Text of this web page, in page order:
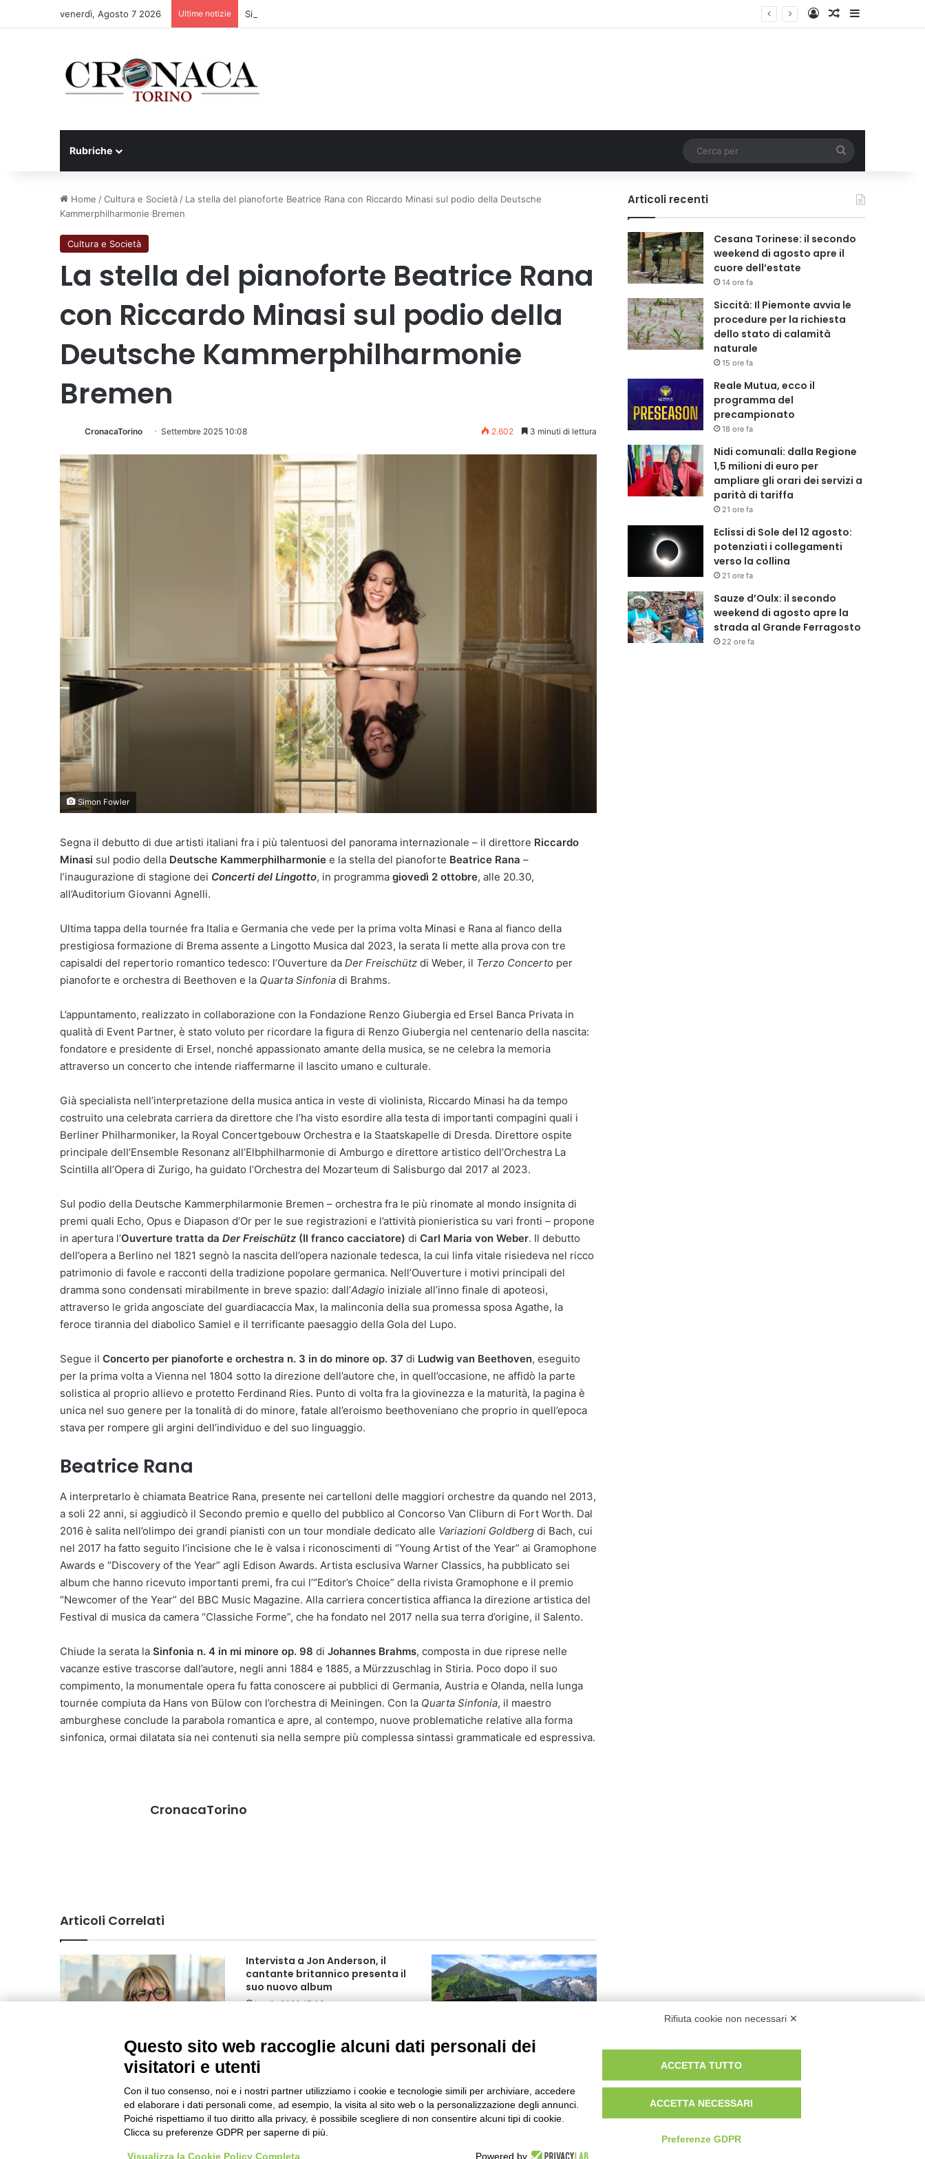
venerdì, Agosto 7 2026 Ultime notizie Siccità: Il Piemonte avvia le procedure per la richiesta dello stato di calamità naturale AccediUn articolo a
Rubriche
per
Home /Cultura e Società / La stella del pianoforte Beatrice Rana con Riccardo Minasi sul podio della Deutsche
Kammerphilharmonie Bremen
Cultura e Società
La stella del pianoforte Beatrice Rana
con Riccardo Minasi sul podio della
Deutsche Kammerphilharmonie
Bremen
CronacaTorino Settembre 2025 10:08 2.602 3 minuti di lettura
Simon Fowler
Segna il debutto di due artisti italiani fra i più talentuosi del panorama internazionale – il direttore Riccardo
Minasi sul podio della Deutsche Kammerphilharmonie e la stella del pianoforte Beatrice Rana –
l’inaugurazione di stagione dei Concerti del Lingotto, in programma giovedì 2 ottobre, alle 20.30,
all’Auditorium Giovanni Agnelli.
Ultima tappa della tournée fra Italia e Germania che vede per la prima volta Minasi e Rana al fianco della
prestigiosa formazione di Brema assente a Lingotto Musica dal 2023, la serata li mette alla prova con tre
capisaldi del repertorio romantico tedesco: l’Ouverture da Der Freischütz di Weber, il Terzo Concerto per
pianoforte e orchestra di Beethoven e la Quarta Sinfonia di Brahms.
L’appuntamento, realizzato in collaborazione con la Fondazione Renzo Giubergia ed Ersel Banca Privata in
qualità di Event Partner, è stato voluto per ricordare la figura di Renzo Giubergia nel centenario della nascita:
fondatore e presidente di Ersel, nonché appassionato amante della musica, se ne celebra la memoria
attraverso un concerto che intende riaffermarne il lascito umano e culturale.
Già specialista nell’interpretazione della musica antica in veste di violinista, Riccardo Minasi ha da tempo
costruito una celebrata carriera da direttore che l’ha visto esordire alla testa di importanti compagini quali i
Berliner Philharmoniker, la Royal Concertgebouw Orchestra e la Staatskapelle di Dresda. Direttore ospite
principale dell’Ensemble Resonanz all’Elbphilharmonie di Amburgo e direttore artistico dell’Orchestra La
Scintilla all’Opera di Zurigo, ha guidato l’Orchestra del Mozarteum di Salisburgo dal 2017 al 2023.
Sul podio della Deutsche Kammerphilarmonie Bremen – orchestra fra le più rinomate al mondo insignita di
premi quali Echo, Opus e Diapason d’Or per le sue registrazioni e l’attività pionieristica su vari fronti – propone
in apertura l’Ouverture tratta da Der Freischütz (Il franco cacciatore) di Carl Maria von Weber. Il debutto
dell’opera a Berlino nel 1821 segnò la nascita dell’opera nazionale tedesca, la cui linfa vitale risiedeva nel ricco
patrimonio di favole e racconti della tradizione popolare germanica. Nell’Ouverture i motivi principali del
dramma sono condensati mirabilmente in breve spazio: dall’Adagio iniziale all’inno finale di apoteosi,
attraverso le grida angosciate del guardiacaccia Max, la malinconia della sua promessa sposa Agathe, la
feroce tirannia del diabolico Samiel e il terrificante paesaggio della Gola del Lupo.
Segue il Concerto per pianoforte e orchestra n. 3 in do minore op. 37 di Ludwig van Beethoven, eseguito
per la prima volta a Vienna nel 1804 sotto la direzione dell’autore che, in quell’occasione, ne affidò la parte
solistica al proprio allievo e protetto Ferdinand Ries. Punto di volta fra la giovinezza e la maturità, la pagina è
unica nel suo genere per la tonalità di do minore, fatale all’eroismo beethoveniano che proprio in quell’epoca
stava per rompere gli argini dell’individuo e del suo linguaggio.
Beatrice Rana
A interpretarlo è chiamata Beatrice Rana, presente nei cartelloni delle maggiori orchestre da quando nel 2013,
a soli 22 anni, si aggiudicò il Secondo premio e quello del pubblico al Concorso Van Cliburn di Fort Worth. Dal
2016 è salita nell’olimpo dei grandi pianisti con un tour mondiale dedicato alle Variazioni Goldberg di Bach, cui
nel 2017 ha fatto seguito l’incisione che le è valsa i riconoscimenti di “Young Artist of the Year” ai Gramophone
Awards e “Discovery of the Year” agli Edison Awards. Artista esclusiva Warner Classics, ha pubblicato sei
album che hanno ricevuto importanti premi, fra cui l’“Editor’s Choice” della rivista Gramophone e il premio
“Newcomer of the Year” del BBC Music Magazine. Alla carriera concertistica affianca la direzione artistica del
Festival di musica da camera “Classiche Forme”, che ha fondato nel 2017 nella sua terra d’origine, il Salento.
Chiude la serata la Sinfonia n. 4 in mi minore op. 98 di Johannes Brahms, composta in due riprese nelle
vacanze estive trascorse dall’autore, negli anni 1884 e 1885, a Mürzzuschlag in Stiria. Poco dopo il suo
compimento, la monumentale opera fu fatta conoscere ai pubblici di Germania, Austria e Olanda, nella lunga
tournée compiuta da Hans von Bülow con l’orchestra di Meiningen. Con la Quarta Sinfonia, il maestro
amburghese conclude la parabola romantica e apre, al contempo, nuove problematiche relative alla forma
sinfonica, ormai dilatata sia nei contenuti sia nella sempre più complessa sintassi grammaticale ed espressiva.
CronacaTorino
Articoli Correlati
Investimenti strutturali per i
Musei del Piemonte: finanziati
tutti gli 85 progetti ammissibili
Giugno 2026 15:00
Intervista a Jon Anderson, il
cantante britannico presenta il
suo nuovo album
Luglio 2020 17:03
spa e servizi wellness
Ottobre 2025 6:55
Articoli recenti
Cesana Torinese: il secondo
weekend di agosto apre il
cuore dell’estate
14 ore fa
Siccità: Il Piemonte avvia le
procedure per la richiesta
dello stato di calamità
naturale
15 ore fa
Reale Mutua, ecco il
programma del
precampionato
18 ore fa
Nidi comunali: dalla Regione
1,5 milioni di euro per
ampliare gli orari dei servizi a
parità di tariffa
21 ore fa
Eclissi di Sole del 12 agosto:
potenziati i collegamenti
verso la collina
21 ore fa
Sauze d’Oulx: il secondo
weekend di agosto apre la
strada al Grande Ferragosto
22 ore fa
Rifiuta cookie non necessari ✕
Questo sito web raccoglie alcuni dati personali dei
visitatori e utenti
Con il tuo consenso, noi e i nostri partner utilizziamo i cookie e tecnologie simili per archiviare, accedere
ed elaborare i dati personali come, ad esempio, la visita al sito web o la personalizzazione degli annunci.
Poiché rispettiamo il tuo diritto alla privacy, è possibile scegliere di non consentire alcuni tipi di cookie.
Clicca su preferenze GDPR per saperne di più.
Visualizza la Cookie Policy Completa Powered by
ACCETTA TUTTO
ACCETTA NECESSARI
Preferenze GDPR